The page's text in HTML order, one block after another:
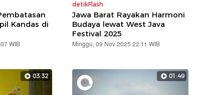
Kandas di
WIB
detikFlash
Jawa Barat Rayakan Harmoni
Budaya lewat West Java
Festival 2025
Minggu, 09 Nov 2025 22:11 WIB
03:32 01:49